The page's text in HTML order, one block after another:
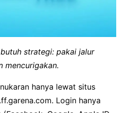
strategi: pakai jalur
mencurigakan.
hanya lewat situs
Login hanya